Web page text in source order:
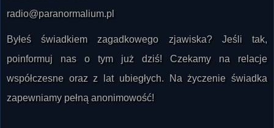
radio@paranormalium.pl
Byłeś świadkiem zagadkowego zjawiska? Jeśli tak,
poinformuj nas o tym już dziś! Czekamy na relacje
współczesne oraz z lat ubiegłych. Na życzenie świadka
zapewniamy pełną anonimowość!